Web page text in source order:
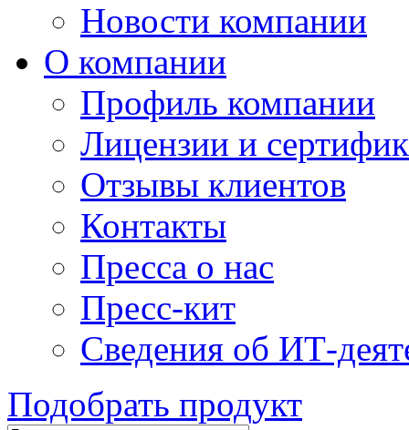
Новости компании
О компании
Профиль компании
Лицензии и
Отзывы клиентов
Контакты
Пресса о нас
Пресс-кит
Сведения об ИТ-
Подобрать продукт